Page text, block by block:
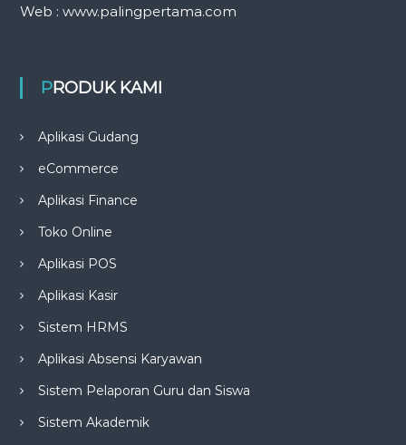
Web : www.palingpertama.com
PRODUK KAMI
Aplikasi Gudang
eCommerce
Aplikasi Finance
Toko Online
Aplikasi POS
Aplikasi Kasir
Sistem HRMS
Aplikasi Absensi Karyawan
Sistem Pelaporan Guru dan Siswa
Sistem Akademik